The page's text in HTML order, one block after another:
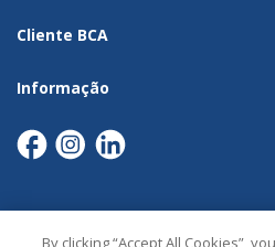
Cliente BCA
Informação
By clicking “Accept All Cookies”,